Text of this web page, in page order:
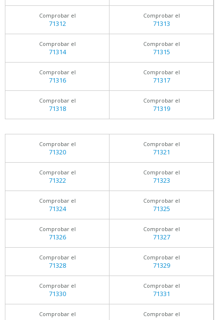
Comprobar el
71312
Comprobar el
71313
Comprobar el
71314
Comprobar el
71315
Comprobar el
71316
Comprobar el
71317
Comprobar el
71318
Comprobar el
71319
Comprobar el
71320
Comprobar el
71321
Comprobar el
71322
Comprobar el
71323
Comprobar el
71324
Comprobar el
71325
Comprobar el
71326
Comprobar el
71327
Comprobar el
71328
Comprobar el
71329
Comprobar el
71330
Comprobar el
71331
Comprobar el Comprobar el